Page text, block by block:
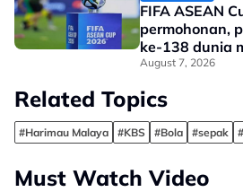
FIFA ASEAN
permohonan,
ke-138 dunia
August 7, 2026
Related Topics
#Harimau Malaya #KBS #Bola #sepak
Must Watch Video